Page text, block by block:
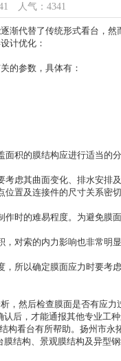
人气：4341
代替了传统形式看台，然
计优化：
的参数，具体有：
积的膜结构应进行适当的
虑其曲面变化、排水安排及
置及连接件的尺寸关系密
时的难易程度。为避免膜
对索的内力影响也非常明
所以确定膜面应力时要考
然后检查膜面是否有应力
后，才能通报其他专业工种
看台有所帮助。扬州市永
结构、景观膜结构及异型